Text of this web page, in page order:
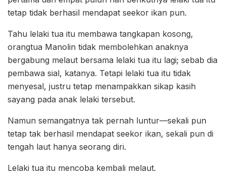
tetap tidak berhasil mendapat seekor ikan pun.
Tahu lelaki tua itu membawa tangkapan kosong,
orangtua Manolin tidak membolehkan anaknya
bergabung melaut bersama lelaki tua itu lagi; sebab dia
pembawa sial, katanya. Tetapi lelaki tua itu tidak
menyesal, justru tetap menampakkan sikap kasih
sayang pada anak lelaki tersebut.
Namun semangatnya tak pernah luntur—sekali pun
tetap tak berhasil mendapat seekor ikan, sekali pun di
tengah laut hanya seorang diri.
Lelaki tua itu mencoba kembali melaut.